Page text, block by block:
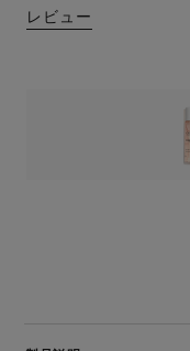
レビュー